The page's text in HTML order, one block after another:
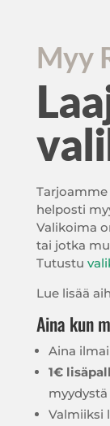
Myy
helposti
Valikoima
tai jotka
Tutustu
Lue lisää
Aina kun
Aina
1€
Valmiiksi